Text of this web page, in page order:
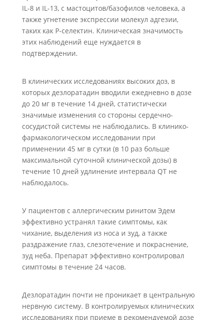
IL-8 и IL-13, с мастоцитов/базофилов человека, а
также угнетение экспрессии молекул адгезии,
таких как Р-селектин. Клиническая значимость
этих наблюдений еще нуждается в
подтверждении.
В клинических исследованиях высоких доз, в
которых дезлоратадин вводили ежедневно в дозе
до 20 мг в течение 14 дней, статистически
значимые изменения со стороны сердечно-
сосудистой системы не наблюдались. В клинико-
фармакологическом исследовании при
применении 45 мг в сутки (в 10 раз больше
максимальной суточной клинической дозы) в
течение 10 дней удлинение интервала QT не
наблюдалось.
У пациентов с аллергическим ринитом Эдем
эффективно устранял такие симптомы, как
чихание, выделения из носа и зуд, а также
раздражение глаз, слезотечение и покраснение,
зуд неба. Препарат эффективно контролировал
симптомы в течение 24 часов.
Дезлоратадин почти не проникает в центральную
нервную систему. В контролируемых клинических
исследованиях при приеме в рекомендуемой дозе